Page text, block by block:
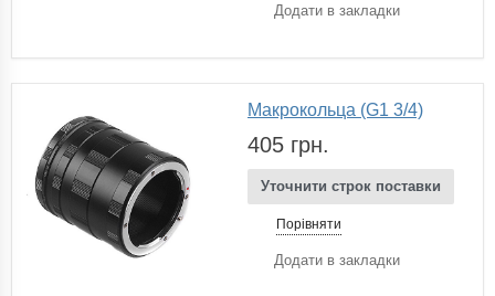
Додати в закладки
Макрокольца (G1 3/4)
405 грн.
Уточнити строк поставки
Порівняти
Додати в закладки